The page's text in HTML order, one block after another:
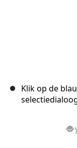
Klik op de